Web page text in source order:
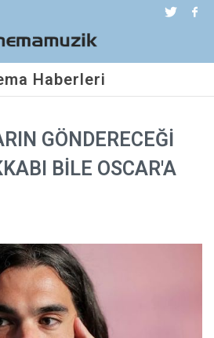
Haberleri
GÖNDERECEĞİ
BİLE OSCAR'A